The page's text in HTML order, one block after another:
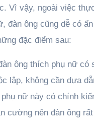
Vì vậy, ngoài việc
đàn ông cũng dễ có
đặc điểm sau:
ông thích phụ nữ có
lập, không cần dựa
nữ này có chính
cường nên đàn ông